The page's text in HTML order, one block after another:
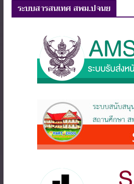
ระบบสารสนเทศ สพม.ปจนย